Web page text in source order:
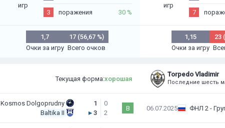
игр
3 поражения 30 %
1,7
Очки за игру
17 (56,67 %)
Всего очков
игр
7
1,15
Очки за игру
23
Текущая форма:хорошая
Kosmos Dolgoprudny
Baltika II
1
▸ 3
0
2
В
Torpedo Vladimir
Последние шесть
06.07.2025 ФНЛ 2 -